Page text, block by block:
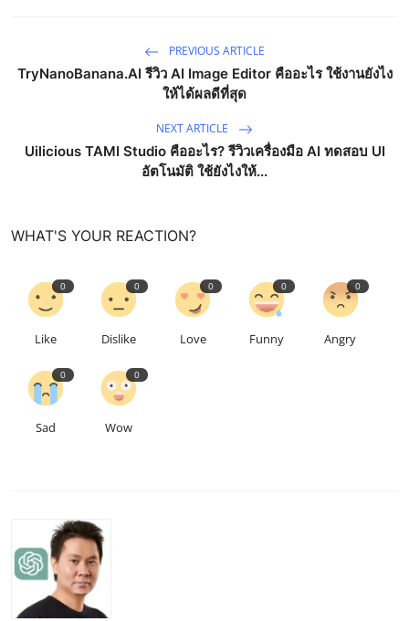
PREVIOUS ARTICLE
TryNanoBanana.AI รีวิว AI Image Editor คืออะไร ใช้งานยังไง
ให้ได้ผลดีที่สุด
NEXT ARTICLE
Uilicious TAMI Studio คืออะไร? รีวิวเครื่องมือ AI ทดสอบ UI
อัตโนมัติ ใช้ยังไงให้...
WHAT'S YOUR REACTION?
0
Like
0
Dislike
0
Love
0
Funny
0
Angry
0
Sad
0
Wow